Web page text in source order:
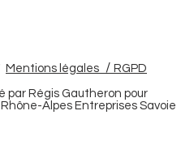
Mentions légales / RGPD
par Régis Gautheron pour
Alpes Entreprises Savoie